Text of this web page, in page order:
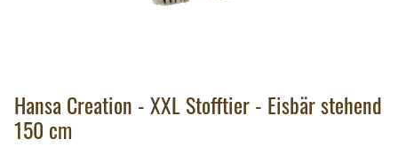
Hansa Creation - XXL Stofftier - Eisbär stehend
150 cm